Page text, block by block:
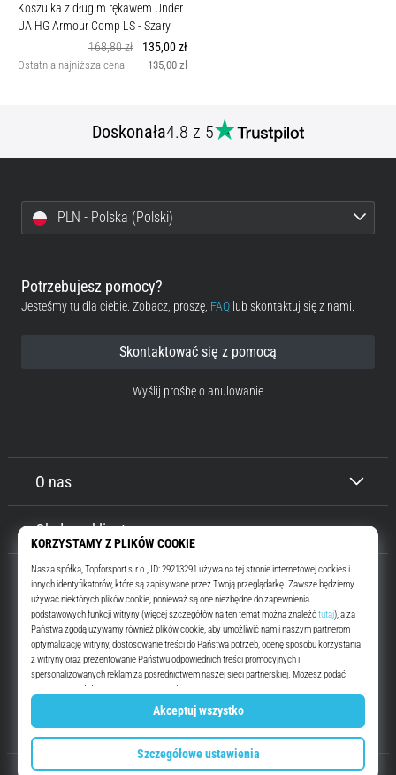
Koszulka z długim rękawem Under
UA HG Armour Comp LS- Szary
168,80 zł
135,00 zł
Ostatnia najniższa cena 135,00 zł
Doskonała4.8 z 5
Top4Running.pl
Od ponad 16 lat motywujemy Cię do wyjścia i biegania. Szybciej. Z nami.
Codziennie.
InstagramYouTube
O nas
Obsługa klienta
PLN - Polska (Polski)
Potrzebujesz pomocy?
Jesteśmy tu dla ciebie. Zobacz, proszę, FAQ lub skontaktuj się z nami.
Skontaktować się z pomocą
Wyślij prośbę o anulowanie